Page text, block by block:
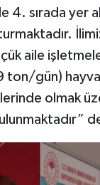
4. sırada yer
aile
gün)
olmak